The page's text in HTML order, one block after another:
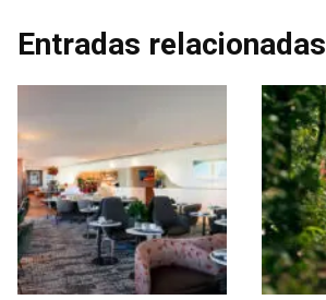
Entradas relacionadas